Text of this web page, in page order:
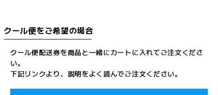
クール便をご希望の場合
クール便配送券を商品と一緒にカートに入れてご注文くださ
い。
下記リンクより、説明をよく読んでご注文ください。